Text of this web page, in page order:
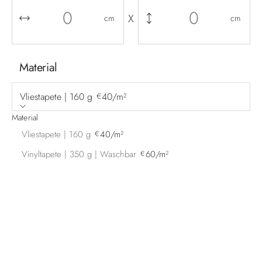
cm X cm
Material
Vliestapete | 160 g €40/m²
Material
Vliestapete | 160 g €40/m²
Vinyltapete | 350 g | Waschbar €60/m²